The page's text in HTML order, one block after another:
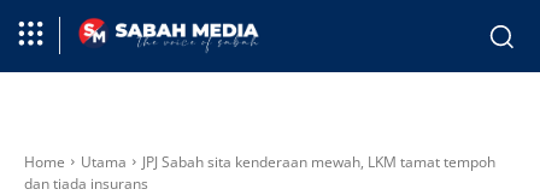
Home Utama
JPJ Sabah sita kenderaan mewah, LKM tamat tempoh
dan tiada insurans